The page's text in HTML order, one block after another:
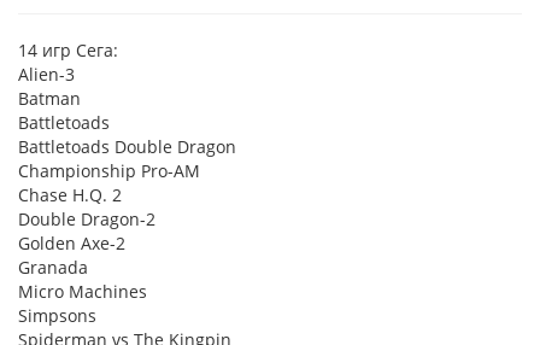
14 игр Сега:
Alien-3
Batman
Battletoads
Battletoads Double Dragon
Championship Pro-AM
Chase H.Q. 2
Double Dragon-2
Golden Axe-2
Granada
Micro Machines
Simpsons
Spiderman vs The Kingpin